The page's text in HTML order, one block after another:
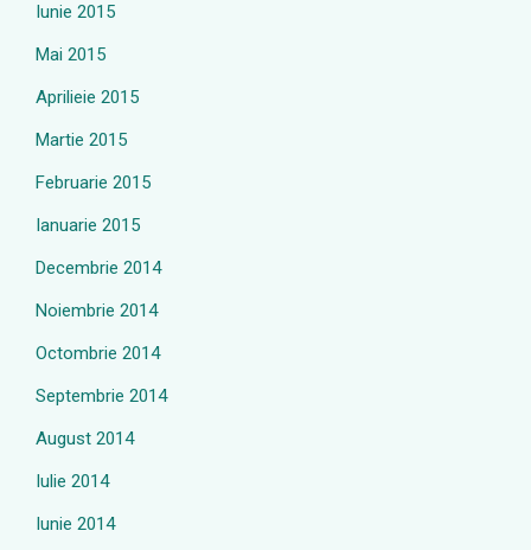
Iunie 2015
Mai 2015
Aprilieie 2015
Martie 2015
Februarie 2015
Ianuarie 2015
Decembrie 2014
Noiembrie 2014
Octombrie 2014
Septembrie 2014
August 2014
Iulie 2014
Iunie 2014